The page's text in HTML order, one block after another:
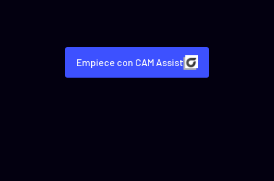
Empiece con CAM Assist